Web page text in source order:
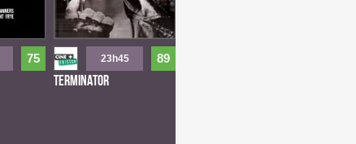
75 23h45 89
Terminator